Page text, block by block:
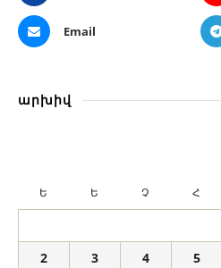
Email
արխիվ
Ե Ե Չ Հ
2
3 4 5